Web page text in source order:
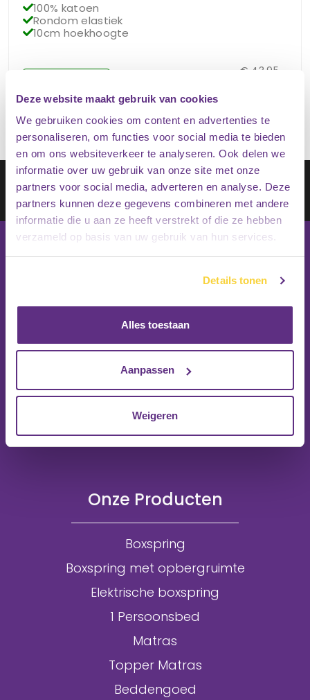
Deze website maakt gebruik van cookies
We gebruiken cookies om content en advertenties te
personaliseren, om functies voor social media te bieden
en om ons websiteverkeer te analyseren. Ook delen we
informatie over uw gebruik van onze site met onze
partners voor social media, adverteren en analyse. Deze
partners kunnen deze gegevens combineren met andere
informatie die u aan ze heeft verstrekt of die ze hebben
verzameld op basis van uw gebruik van hun services.
Details tonen
Alles toestaan
Aanpassen
Weigeren
100% katoen
Rondom elastiek
10cm hoekhoogte
€ 43.95
Schrijf je in op onze nieuwsbrief
Inschrijven
Onze Producten
Boxspring
Boxspring met opbergruimte
Elektrische boxspring
1 Persoonsbed
Matras
Topper Matras
Beddengoed